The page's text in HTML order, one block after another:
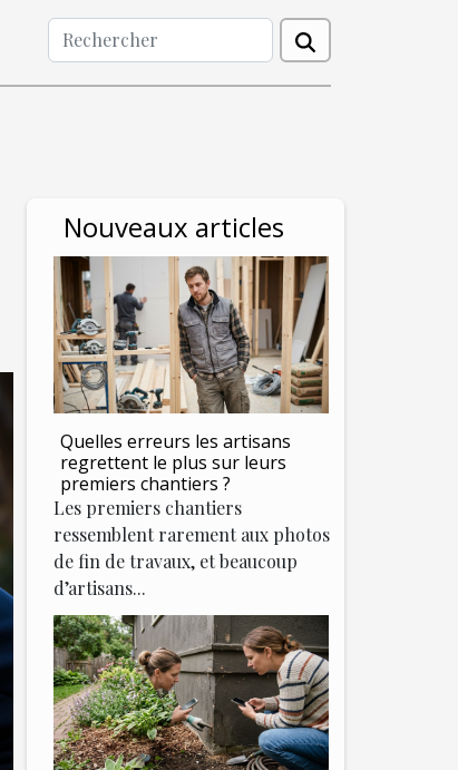
Nouveaux articles
Quelles erreurs les artisans
regrettent le plus sur leurs
premiers chantiers ?
Les premiers chantiers
ressemblent rarement aux photos
de fin de travaux, et beaucoup
d’artisans...